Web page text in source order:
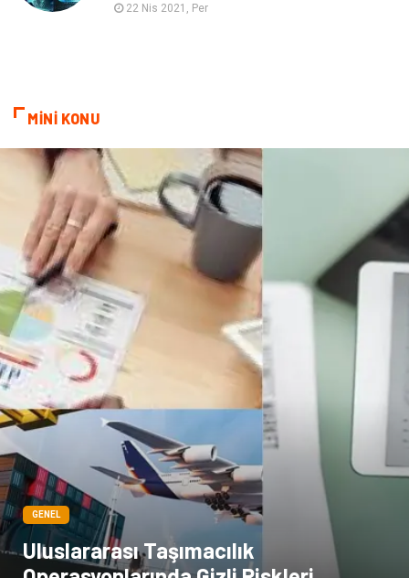
22 Nis 2021, Per
MİNİ KONU
GENEL
Uluslararası Taşımacılık